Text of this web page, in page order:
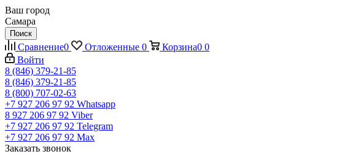
Ваш город
Самара
Поиск
Сравнение0 Отложенные 0 Корзина0 0
Войти
8 (846) 379-21-85
8 (846) 379-21-85
8 (800) 707-02-63
+7 927 206 97 92 Whatsapp
8 927 206 97 92 Viber
+7 927 206 97 92 Telegram
+7 927 206 97 92 Max
Заказать звонок